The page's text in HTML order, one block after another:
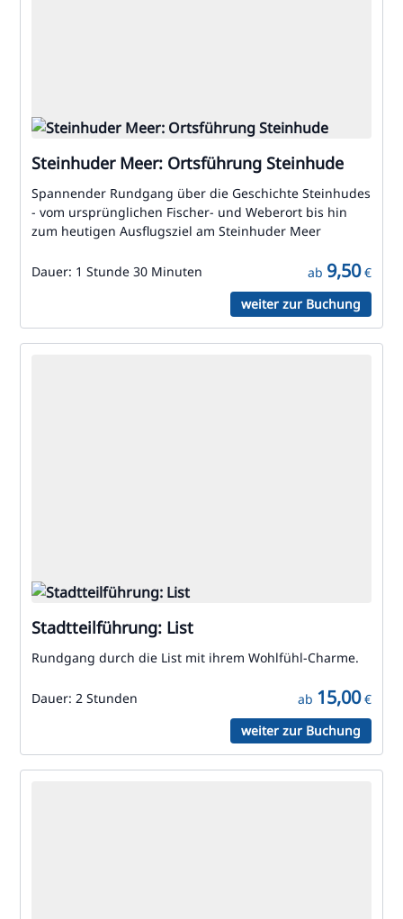
Steinhuder Meer: Ortsführung Steinhude
Spannender Rundgang über die Geschichte Steinhudes
- vom ursprünglichen Fischer- und Weberort bis hin
zum heutigen Ausflugsziel am Steinhuder Meer
Dauer: 1 Stunde 30 Minuten ab 9,50€
weiter zur Buchung
Stadtteilführung: List
Rundgang durch die List mit ihrem Wohlfühl-Charme.
Dauer: 2 Stunden ab 15,00€
weiter zur Buchung